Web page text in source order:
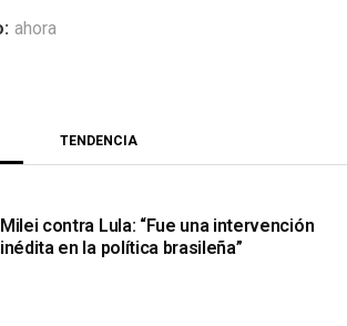
ahora
TENDENCIA
Milei contra Lula: “Fue una intervención
inédita en la política brasileña”